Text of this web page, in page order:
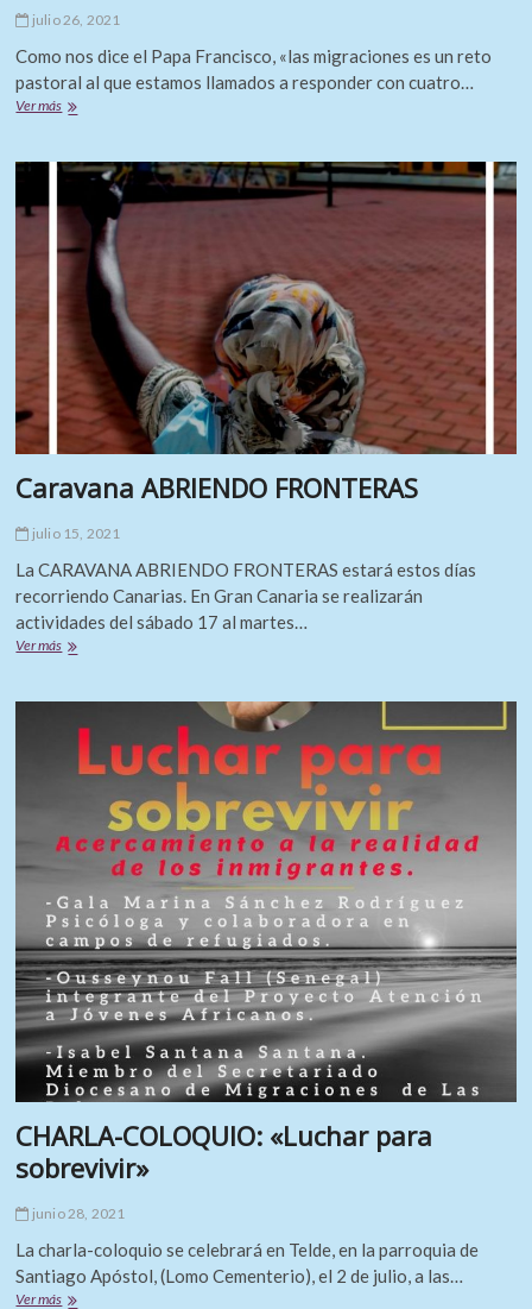
julio 26, 2021
Como nos dice el Papa Francisco, «las migraciones es un reto
pastoral al que estamos llamados a responder con cuatro…
Ver másLAS
RETO
PASTORAL.
Vídeo
testimonio
Omar.
Caravana ABRIENDO FRONTERAS
julio 15, 2021
La CARAVANA ABRIENDO FRONTERAS estará estos días
recorriendo Canarias. En Gran Canaria se realizarán
actividades del sábado 17 al martes…
Ver másCaravana
CHARLA-COLOQUIO: «Luchar para
sobrevivir»
junio 28, 2021
La charla-coloquio se celebrará en Telde, en la parroquia de
Santiago Apóstol, (Lomo Cementerio), el 2 de julio, a las…
Ver másCHARLA-